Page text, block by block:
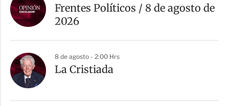
Frentes Políticos / 8 de agosto de
2026
8 de agosto - 2:00 Hrs
La Cristiada